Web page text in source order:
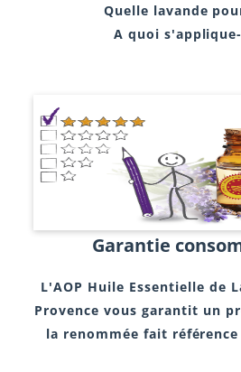
Quelle lavande
A quoi
Garantie
L'AOP Huile Essentielle de
Provence vous garantit un
la renommée fait